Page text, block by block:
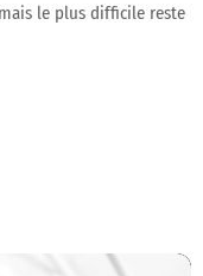
le plus difficile reste